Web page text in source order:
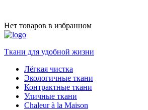
Нет товаров в избранном
Ткани для удобной жизни
Лёгкая чистка
Экологичные ткани
Контрактные ткани
Уличные ткани
Сhaleur à la Maison